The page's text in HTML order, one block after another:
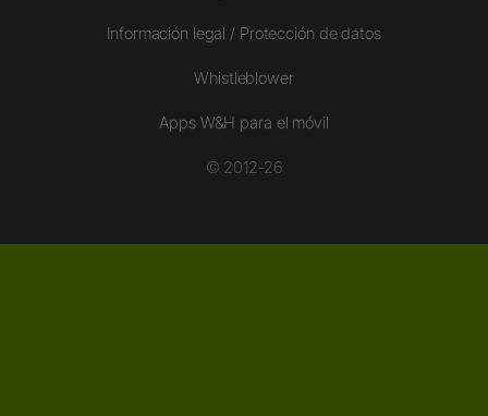
Información legal / Protección de datos
Whistleblower
Apps W&H para el móvil
© 2012-26